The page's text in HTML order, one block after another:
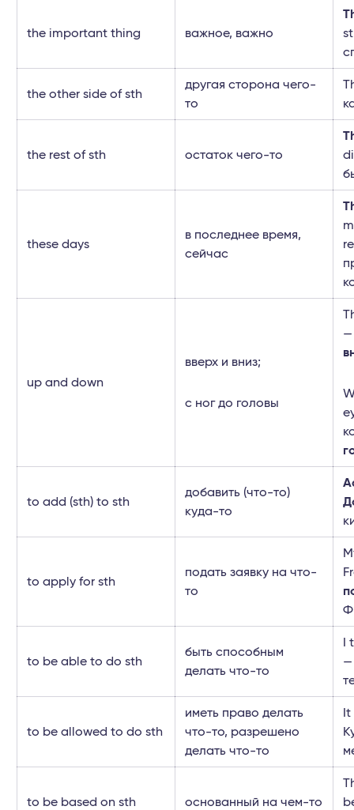
the important thing важное, важно
the other side of sth
другая сторона чего-
то
the rest of sth остаток чего-то
these days
в последнее время,
сейчас
up and down
вверх и вниз;
с ног до головы
—
to add (sth) to sth
добавить (что-то)
куда-то
to apply for sth
подать заявку на что-
то
to be able to do sth
быть способным
делать что-то
—
to be allowed to do sth
иметь право делать
что-то, разрешено
делать что-то
It
to be based on sth основанный на чем-то